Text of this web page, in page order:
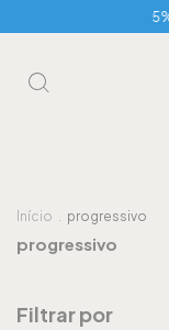
Início . progressivo
progressivo
Filtrar por